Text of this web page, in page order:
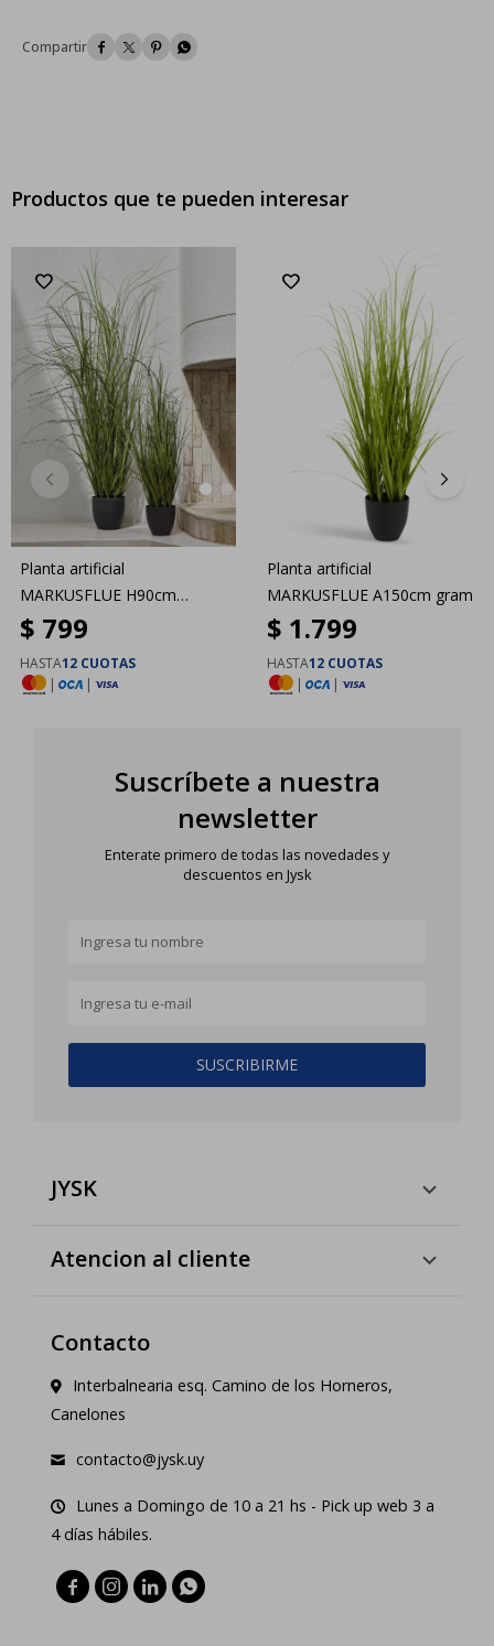
   
Productos que te pueden interesar
Planta artificial
MARKUSFLUE H90cm
gramínea
$ 799
HASTA12 CUOTAS
|
|
Planta artificial
MARKUSFLUE A150cm gram
$ 1.799
HASTA12 CUOTAS
|
|
Suscríbete a nuestra
newsletter
Enterate primero de todas las novedades y
descuentos en Jysk
SUSCRIBIRME
JYSK
Atencion al cliente
Contacto
Interbalnearia esq. Camino de los Horneros,
Canelones
contacto@jysk.uy
Lunes a Domingo de 10 a 21 hs - Pick up web 3 a
4 días hábiles.
   